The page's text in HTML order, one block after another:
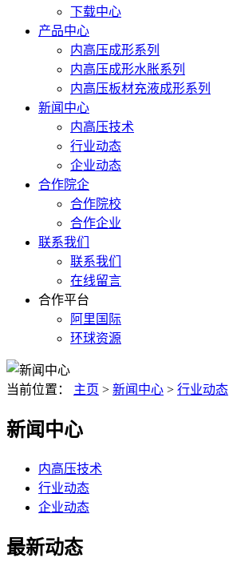
下载中心
产品中心
内高压成形系列
内高压成形水胀系列
内高压板材充液成形系列
新闻中心
内高压技术
行业动态
企业动态
合作院企
合作院校
合作企业
联系我们
联系我们
在线留言
合作平台
阿里国际
环球资源
当前位置： 主页 > 新闻中心 > 行业动态
新闻中心
内高压技术
行业动态
企业动态
最新动态